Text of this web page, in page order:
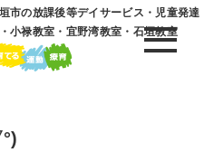
市の放課後等デイサービス・児童発達
小禄教室・宜野湾教室・石垣教室